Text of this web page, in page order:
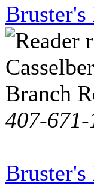
Bruster's
Branch
407-671-
Bruster's